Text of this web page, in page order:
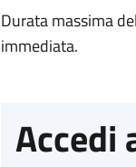
Durata massima
immediata.
Accedi